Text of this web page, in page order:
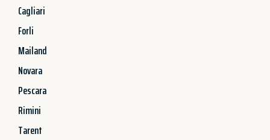
Cagliari
Forli
Mailand
Novara
Pescara
Rimini
Tarent